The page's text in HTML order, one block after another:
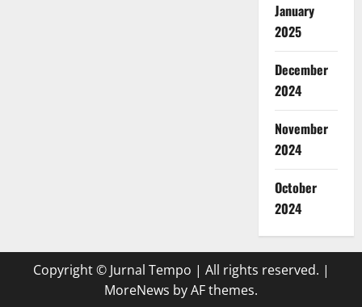
January
2025
December
2024
November
2024
October
2024
Copyright © Jurnal Tempo | All rights reserved. |
MoreNews by AF themes.